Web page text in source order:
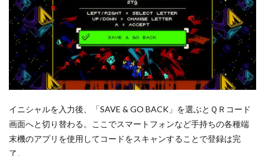
イニシャルを入力後、「SAVE & GO BACK」を選ぶとＱＲコード
画面へと切り替わる。ここでスマートフォンなど手持ちの各種端
末機のアプリを使用してコードをスキャンすることで登録は完
了。